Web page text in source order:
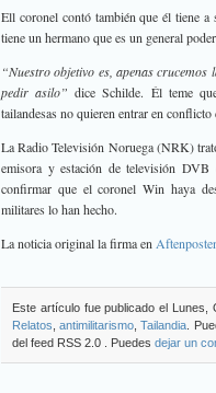
Ell coronel contó también que él tiene
tiene un hermano que es un general
“Nuestro objetivo es, apenas
pedir asilo” dice Schilde. Él teme
tailandesas no quieren entrar en
La Radio Televisión Noruega (NRK)
emisora y estación de televisión
confirmar que el coronel Win haya
militares lo han hecho.
La noticia original la firma en
Este artículo fue publicado el
Relatos ,antimilitarismo ,Tailandia .
del feed RSS 2.0 . Puedes dejar un